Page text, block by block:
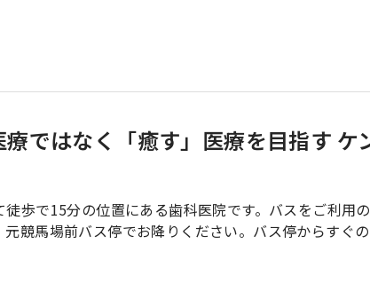
療ではなく「癒す」医療を目指す ケ
歩で15分の位置にある歯科医院です。バスをご利用
競馬場前バス停でお降りください。バス停からすぐ